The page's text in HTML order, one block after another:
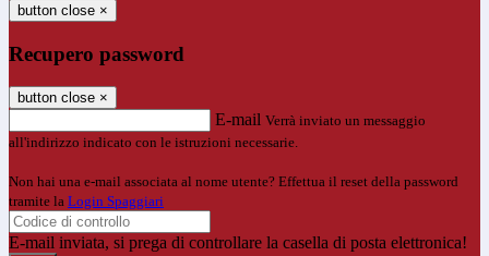
button close ×
Recupero password
button close ×
E-mail Verrà inviato un messaggio
all'indirizzo indicato con le istruzioni necessarie.
Non hai una e-mail associata al nome utente? Effettua il reset della password
tramite la Login Spaggiari
E-mail inviata, si prega di controllare la casella di posta elettronica!